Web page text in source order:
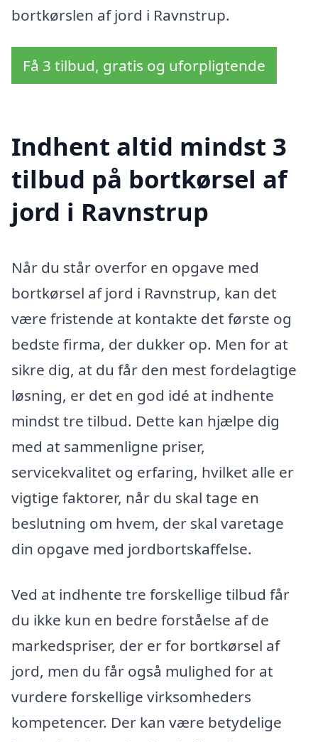
bortkørslen af jord i Ravnstrup.
Få 3 tilbud, gratis og uforpligtende
Indhent altid mindst 3
tilbud på bortkørsel af
jord i Ravnstrup
Når du står overfor en opgave med
bortkørsel af jord i Ravnstrup, kan det
være fristende at kontakte det første og
bedste firma, der dukker op. Men for at
sikre dig, at du får den mest fordelagtige
løsning, er det en god idé at indhente
mindst tre tilbud. Dette kan hjælpe dig
med at sammenligne priser,
servicekvalitet og erfaring, hvilket alle er
vigtige faktorer, når du skal tage en
beslutning om hvem, der skal varetage
din opgave med jordbortskaffelse.
Ved at indhente tre forskellige tilbud får
du ikke kun en bedre forståelse af de
markedspriser, der er for bortkørsel af
jord, men du får også mulighed for at
vurdere forskellige virksomheders
kompetencer. Der kan være betydelige